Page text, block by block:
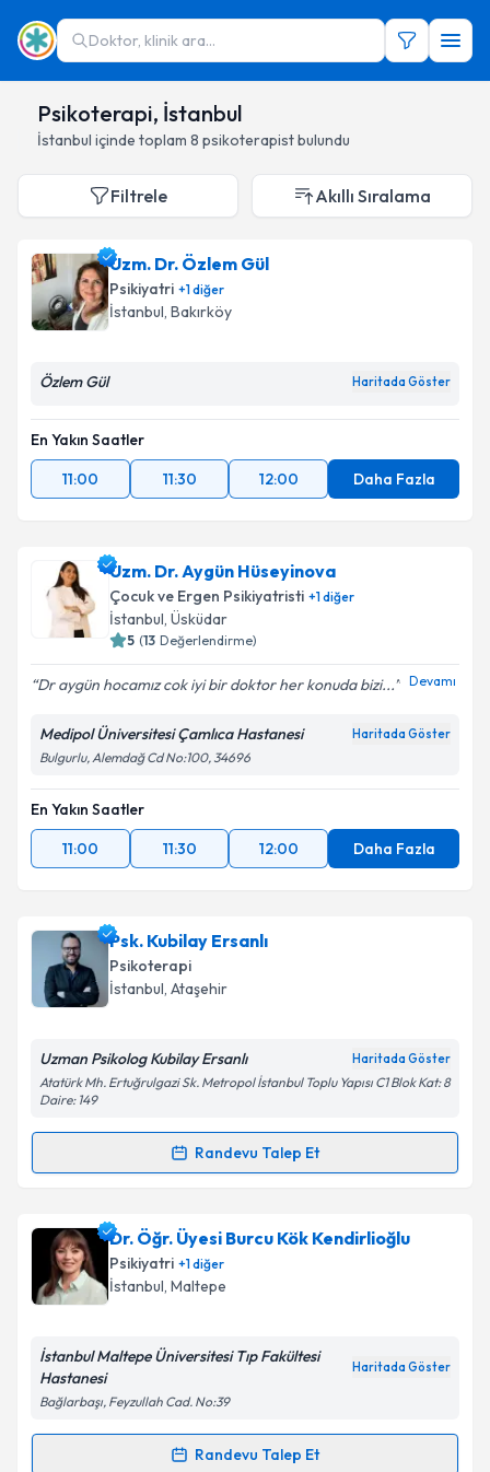
Doktor, klinik ara...
Psikoterapi, İstanbul
İstanbul içinde toplam 8 psikoterapistbulundu
Filtrele Akıllı Sıralama
Uzm. Dr. Özlem Gül
Psikiyatri +1diğer
İstanbul, Bakırköy
Özlem Gül Haritada Göster
En Yakın Saatler
11:00
11:30 12:00 Daha Fazla
Uzm. Dr. Aygün Hüseyinova
Çocuk ve Ergen Psikiyatristi +1diğer
İstanbul, Üsküdar
5 (13 Değerlendirme)
Dr aygün hocamız cok iyi bir doktor her konuda bizi... Devamı
Medipol Üniversitesi Çamlıca Hastanesi Haritada Göster
Bulgurlu, Alemdağ Cd No:100, 34696
En Yakın Saatler
11:00
11:30 12:00 Daha Fazla
Psk. Kubilay Ersanlı
Psikoterapi
İstanbul, Ataşehir
Uzman Psikolog Kubilay Ersanlı Haritada Göster
Atatürk Mh. Ertuğrulgazi Sk. Metropol İstanbul Toplu Yapısı C1 Blok Kat: 8
Daire: 149
Randevu Talep Et
Randevu Takvimi Talebi
Psk. Kubilay Ersanlıiçin randevu takvimi talebi
oluşturun. Size bu uzmandan randevu almanız için bir
takvim hazırlandığında e-posta ile bilgilendireceğiz.
Kişisel verilerimin işlenmesine ilişkinAydınlatma
'ni okudum ve kişisel verilerimin belirtilen
Dr. Öğr. Üyesi Burcu Kök Kendirlioğlu
Psikiyatri +1diğer
İstanbul, Maltepe
İstanbul Maltepe Üniversitesi Tıp Fakültesi
Hastanesi
Haritada Göster
Bağlarbaşı, Feyzullah Cad. No:39
Randevu Talep Et
Randevu Takvimi Talebi